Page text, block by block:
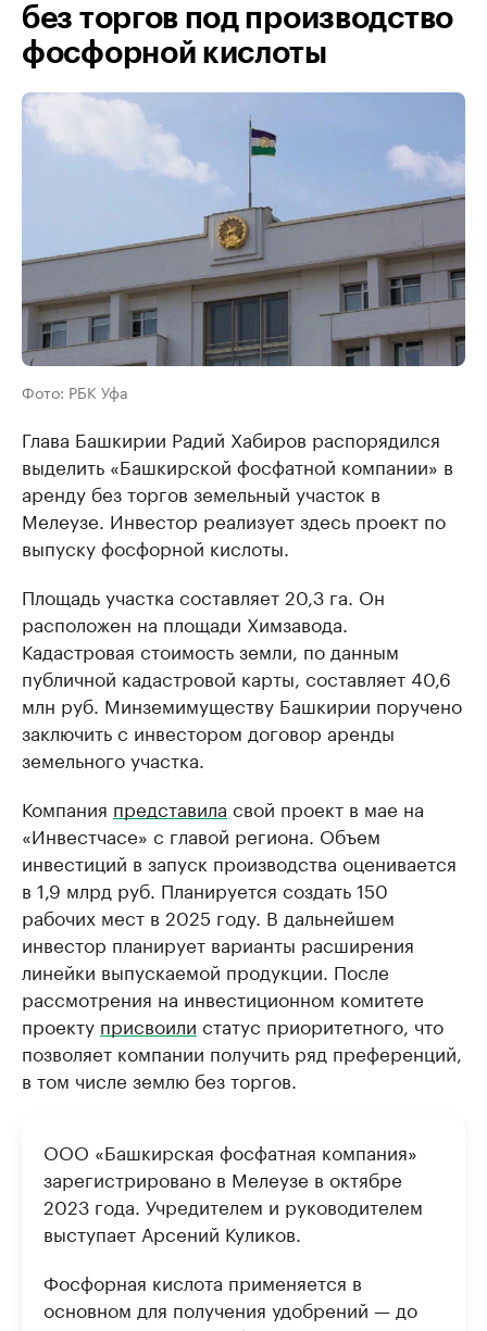
без торгов под производство
фосфорной кислоты
Фото: РБК Уфа
Глава Башкирии Радий Хабиров распорядился
выделить «Башкирской фосфатной компании» в
аренду без торгов земельный участок в
Мелеузе. Инвестор реализует здесь проект по
выпуску фосфорной кислоты.
Площадь участка составляет 20,3 га. Он
расположен на площади Химзавода.
Кадастровая стоимость земли, по данным
публичной кадастровой карты, составляет 40,6
млн руб. Минземимуществу Башкирии поручено
заключить с инвестором договор аренды
земельного участка.
Компания представила свой проект в мае на
«Инвестчасе» с главой региона. Объем
инвестиций в запуск производства оценивается
в 1,9 млрд руб. Планируется создать 150
рабочих мест в 2025 году. В дальнейшем
инвестор планирует варианты расширения
линейки выпускаемой продукции. После
рассмотрения на инвестиционном комитете
проекту присвоили статус приоритетного, что
позволяет компании получить ряд преференций,
в том числе землю без торгов.
ООО «Башкирская фосфатная компания»
зарегистрировано в Мелеузе в октябре
2023 года. Учредителем и руководителем
выступает Арсений Куликов.
Фосфорная кислота применяется в
основном для получения удобрений — до